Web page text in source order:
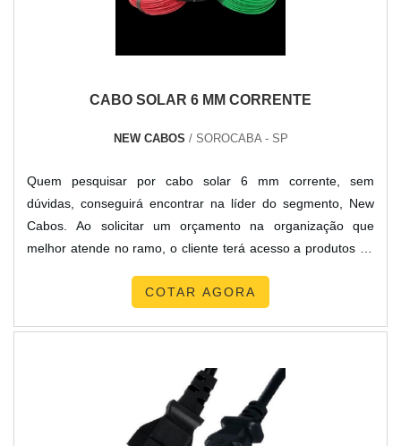
CABO SOLAR 6 MM CORRENTE
NEW CABOS / SOROCABA - SP
Quem pesquisar por cabo solar 6 mm corrente, sem
dúvidas, conseguirá encontrar na líder do segmento, New
Cabos. Ao solicitar um orçamento na organização que
melhor atende no ramo, o cliente terá acesso a produtos de
pós-venda.DETALHES SOBRE CABO SOLAR 6 MM
isolante e fio para placa solar que oferece sempre a melhor
opção para o cliente final.Não obstante, quando falamos em
cabo solar 6 mm corrente, sempre deve-se buscar uma
COTAR AGORA